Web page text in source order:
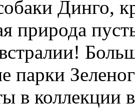
Динго,
природа
парки
в коллекции